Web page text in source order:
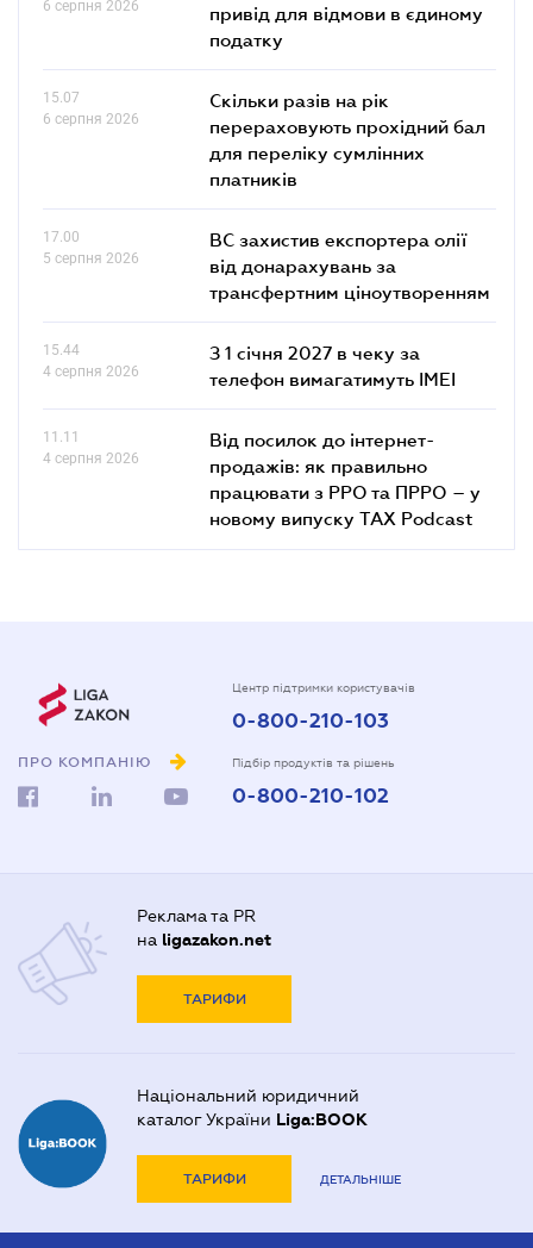
6 серпня 2026
привід для відмови в єдиному
податку
15.07
6 серпня 2026
Скільки разів на рік
перераховують прохідний бал
для переліку сумлінних
платників
17.00
5 серпня 2026
ВС захистив експортера олії
від донарахувань за
трансфертним ціноутворенням
15.44
4 серпня 2026
З 1 січня 2027 в чеку за
телефон вимагатимуть IMEI
11.11
4 серпня 2026
Від посилок до інтернет-
продажів: як правильно
працювати з РРО та ПРРО – у
новому випуску TAX Podcast
ПРО КОМПАНІЮ
Центр підтримки користувачів
0-800-210-103
Підбір продуктів та рішень
0-800-210-102
Реклама та PR
на ligazakon.net
ТАРИФИ
Національний юридичний
каталог України Liga:BOOK
ТАРИФИ ДЕТАЛЬНІШЕ